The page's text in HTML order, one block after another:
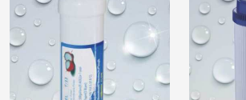
Contáctenos
gerencia@filsawater.com